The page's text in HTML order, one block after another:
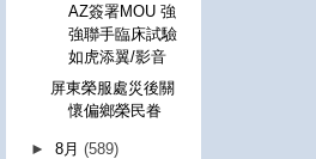
AZ簽署MOU 強
強聯手臨床試驗
如虎添翼/影音
屏東榮服處災後關
懷偏鄉榮民眷
►8月(589)